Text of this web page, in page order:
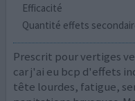
Efficacité
Quantité effets
Prescrit pour vertiges
car j'ai eu bcp d'effets
tête lourdes, fatigue,